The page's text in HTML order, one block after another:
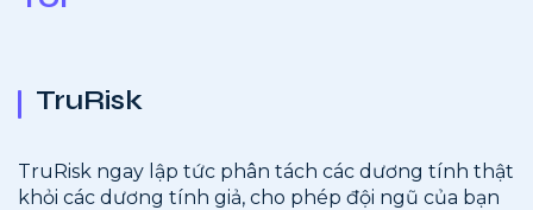
TruRisk
TruRisk ngay lập tức phân tách các dương tính thật
khỏi các dương tính giả, cho phép đội ngũ của bạn